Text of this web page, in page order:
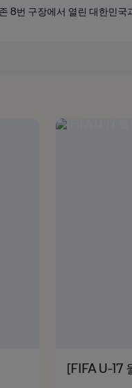
8번 구장에서 열린 대한민
[FIFA U-17